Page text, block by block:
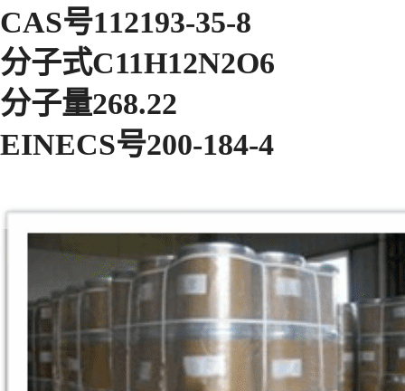
CAS号112193-35-8
分子式C11H12N2O6
分子量268.22
EINECS号200-184-4